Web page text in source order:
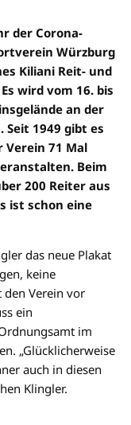
der Corona-
Würzburg
Kiliani Reit- und
wird vom 16. bis
an der
1949 gibt es
Verein 71 Mal
Beim
200 Reiter aus
ist schon eine
das neue Plakat
keine
den Verein vor
ein
im
„Glücklicherweise
auch in diesen
Klingler.